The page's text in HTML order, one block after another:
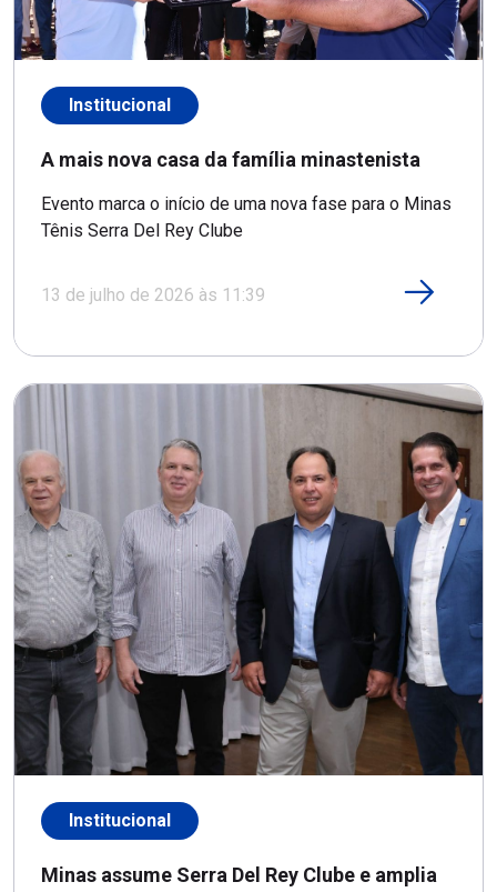
Institucional
A mais nova casa da família minastenista
Evento marca o início de uma nova fase para o Minas
Tênis Serra Del Rey Clube
13 de julho de 2026 às 11:39
Institucional
Minas assume Serra Del Rey Clube e amplia